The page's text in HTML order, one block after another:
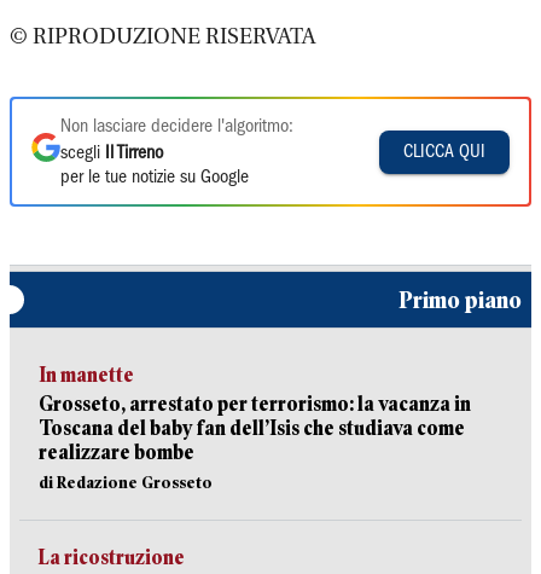
© RIPRODUZIONE RISERVATA
Non lasciare decidere l'algoritmo:
scegli
Il Tirreno
per le tue notizie su Google
CLICCA QUI
Primo piano
In manette
Grosseto, arrestato per terrorismo: la vacanza in
Toscana del baby fan dell’Isis che studiava come
realizzare bombe
di Redazione Grosseto
La ricostruzione